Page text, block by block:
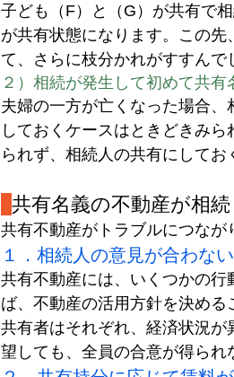
子ども（F）と（G）が共有で
が共有状態になります。この
て、さらに枝分かれがすすんで
２）相続が発生して初めて共有
夫婦の一方が亡くなった場合
しておくケースはときどきみ
られず、相続人の共有にしてお
共有名義の不動産が相
共有不動産がトラブルにつなが
１．相続人の意見が合わない
共有不動産には、いくつかの
ば、不動産の活用方針を決める
共有者はそれぞれ、経済状況
望しても、全員の合意が得られ